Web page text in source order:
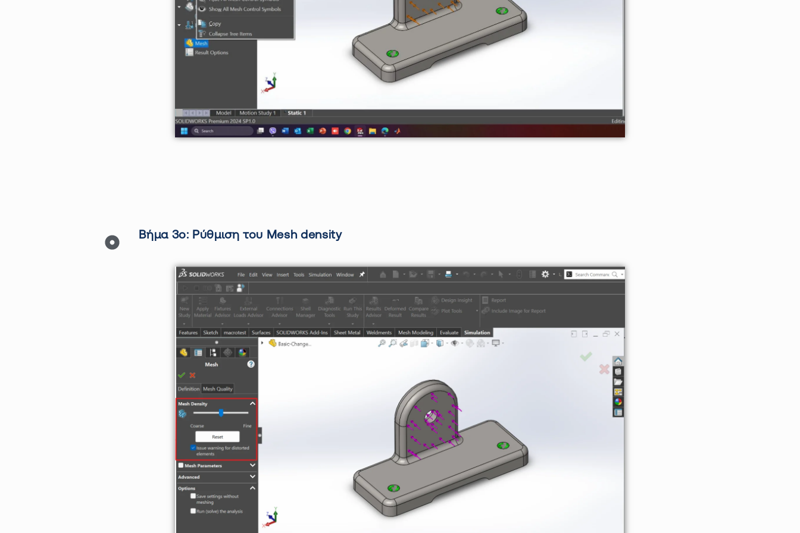
Βήμα 3ο: Ρύθμιση του Mesh density